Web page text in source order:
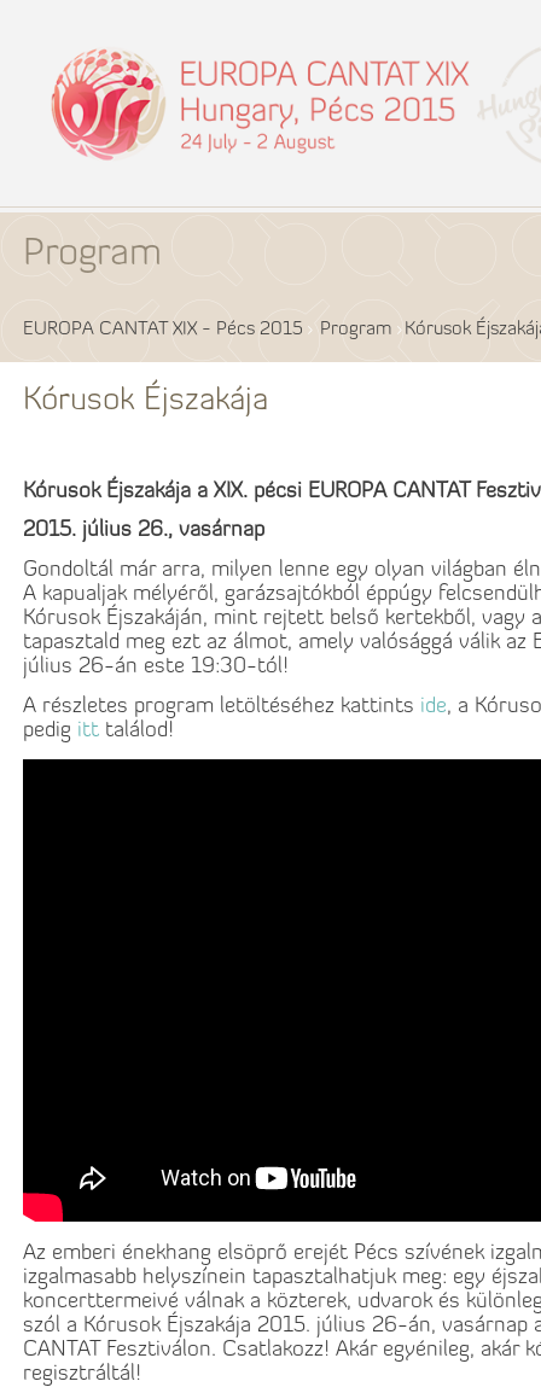
Program
EUROPA CANTAT XIX - Pécs 2015 Program Kórusok
Kórusok Éjszakája
Kórusok Éjszakája a XIX. pécsi EUROPA CANTAT
2015. július 26., vasárnap
Gondoltál már arra, milyen lenne egy olyan világban
A kapualjak mélyéről, garázsajtókból éppúgy
Kórusok Éjszakáján, mint rejtett belső kertekből, vagy
tapasztald meg ezt az álmot, amely valósággá válik az
július 26-án este 19:30-tól!
A részletes program letöltéséhez kattints ide, a
pedig itt találod!
Az emberi énekhang elsöprő erejét Pécs szívének
izgalmasabb helyszínein tapasztalhatjuk meg: egy
koncerttermeivé válnak a közterek, udvarok és
szól a Kórusok Éjszakája 2015. július 26-án, vasárnap
CANTAT Fesztiválon. Csatlakozz! Akár egyénileg, akár
regisztráltál!